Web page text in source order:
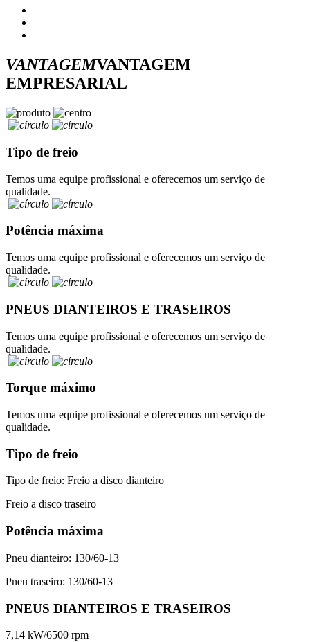
VANTAGEMVANTAGEM
EMPRESARIAL
Tipo de freio
Temos uma equipe profissional e oferecemos um serviço de
qualidade.
Potência máxima
Temos uma equipe profissional e oferecemos um serviço de
qualidade.
PNEUS DIANTEIROS E TRASEIROS
Temos uma equipe profissional e oferecemos um serviço de
qualidade.
Torque máximo
Temos uma equipe profissional e oferecemos um serviço de
qualidade.
Tipo de freio
Tipo de freio: Freio a disco dianteiro
Freio a disco traseiro
Potência máxima
Pneu dianteiro: 130/60-13
Pneu traseiro: 130/60-13
PNEUS DIANTEIROS E TRASEIROS
7,14 kW/6500 rpm